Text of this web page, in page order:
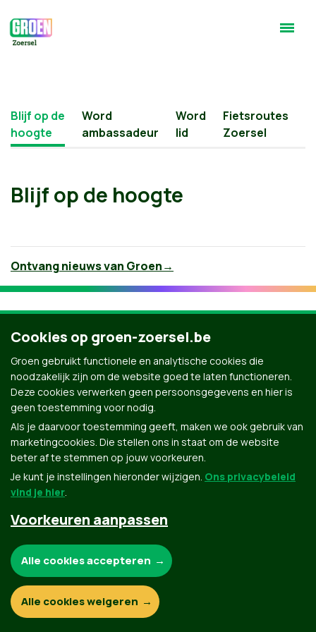
Blijf op de
hoogte
Word
ambassadeur
Word
lid
Fietsroutes
Zoersel
Blijf op de hoogte
Ontvang nieuws van Groen→
Groen.be
© Copyright Groen 2026 | Gemaakt metNationBuilder| Gebouwd doorTectonica
Contact Privacybeleid
Cookies op groen-zoersel.be
Groen gebruikt functionele en analytische cookies die
noodzakelijk zijn om de website goed te laten functioneren.
Deze cookies verwerken geen persoonsgegevens en hier is
geen toestemming voor nodig.
Als je daarvoor toestemming geeft, maken we ook gebruik van
marketingcookies. Die stellen ons in staat om de website
beter af te stemmen op jouw voorkeuren.
Je kunt je instellingen hieronder wijzigen. Ons privacybeleid
vind je hier.
Voorkeuren aanpassen
Functionele en analytische cookies:
Alle cookies accepteren
Alle cookies weigeren